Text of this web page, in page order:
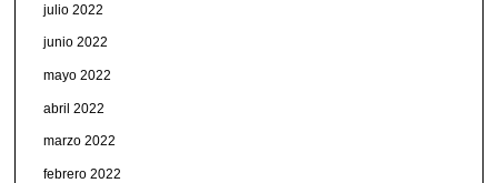
julio 2022
junio 2022
mayo 2022
abril 2022
marzo 2022
febrero 2022